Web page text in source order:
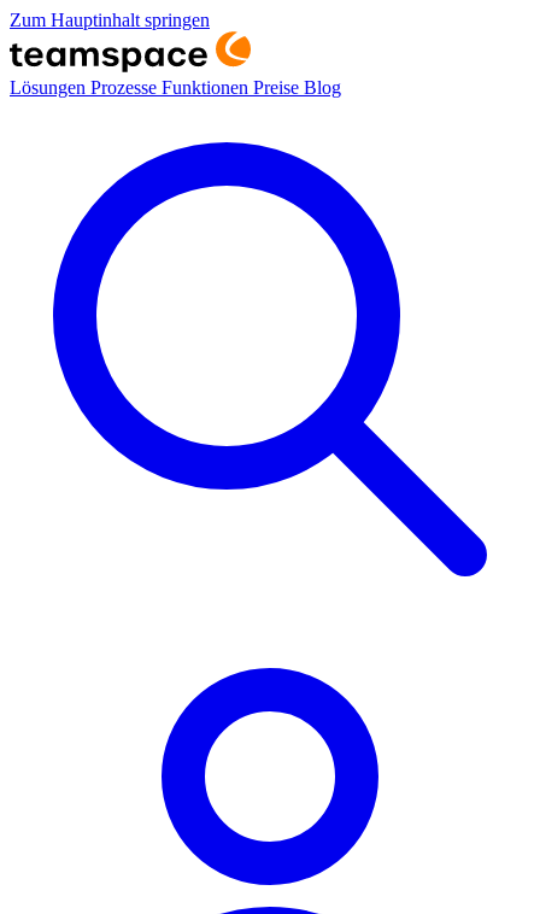
Zum Hauptinhalt springen
Lösungen Prozesse Funktionen Preise Blog